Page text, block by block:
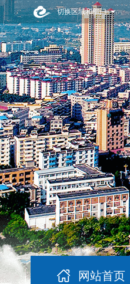
切换区域和部门
网站首页